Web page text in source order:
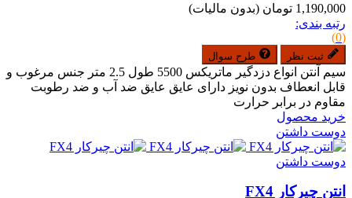
1,190,000 تومان
(بدون مالیات)
رتبه بندی:
(0)
ثبت نظر طرح سوال
سیم آنتن انواع دزدگیر ماتریکس 5500 طول 2.5 متر جنس مرغوب و
قابل انعطاف بدون نویز دارای عایق عایق ضد آب و ضد رطوبت
مقاوم در برابر حرارت
خرید محصول
دوست داشتن
دوست داشتن
انتن چیرکار FX4